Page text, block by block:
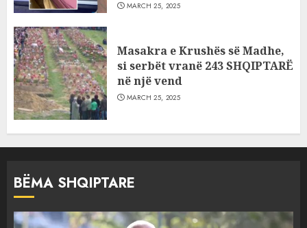
MARCH 25, 2025
Masakra e Krushës së Madhe,
si serbët vranë 243 SHQIPTARË
në një vend
MARCH 25, 2025
BËMA SHQIPTARE